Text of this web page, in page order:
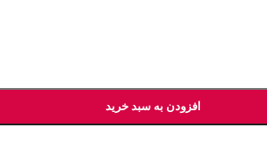
افزودن به سبد خرید